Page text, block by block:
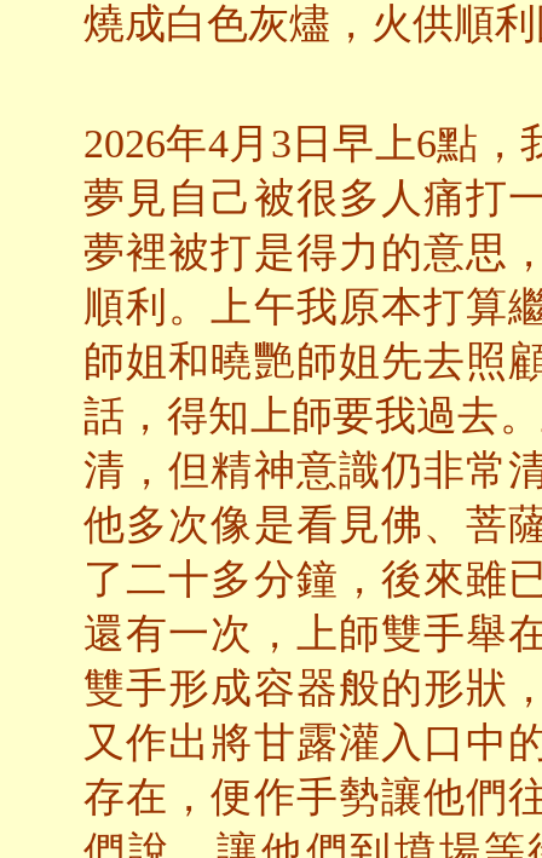
燒成白色灰燼，火供順
2026年4月3日早上6點
夢見自己被很多人痛打
夢裡被打是得力的意思
順利。上午我原本打算
師姐和曉艷師姐先去照
話，得知上師要我過去
清，但精神意識仍非常
他多次像是看見佛、菩
了二十多分鐘，後來雖
還有一次，上師雙手舉
雙手形成容器般的形狀
又作出將甘露灌入口中
存在，便作手勢讓他們